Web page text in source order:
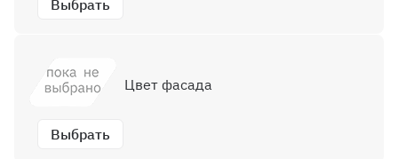
Выбрать
Выбрать
Цвет фасада